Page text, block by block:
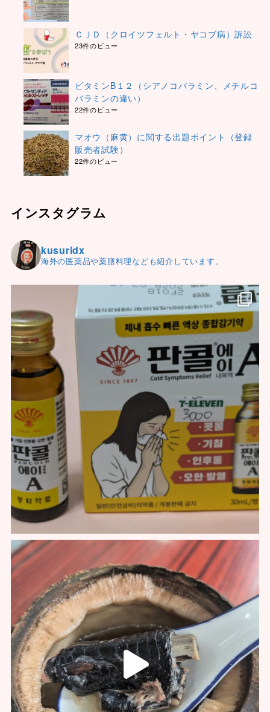
ＣＪＤ（クロイツフェルト・ヤコブ病）訴訟
23件のビュー
ビタミンB１２（シアノコバラミン、メチルコ
バラミンの違い）
22件のビュー
マオウ（麻黄）に関する出題ポイント（登録
販売者試験）
22件のビュー
インスタグラム
kusuridx
海外の医薬品や薬膳料理なども紹介しています。